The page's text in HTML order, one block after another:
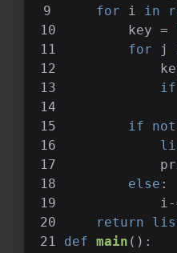
for i in
        key =
for j
if
if
not
else :
return
def main ():